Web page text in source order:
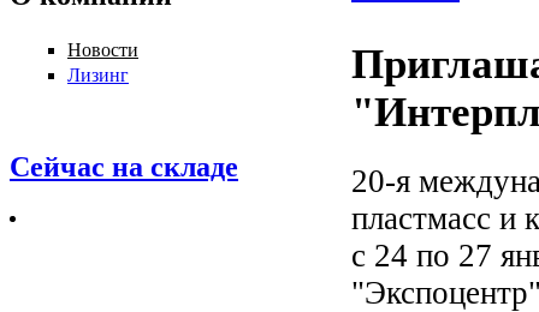
Новости
Лизинг
Сейчас на складе
20-я
пластмасс и
с 24 по 27